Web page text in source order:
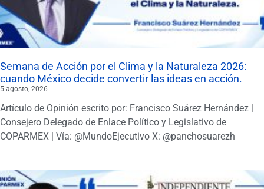
Semana de Acción por el Clima y la Naturaleza 2026:
cuando México decide convertir las ideas en acción.
5 agosto, 2026
Artículo de Opinión escrito por: Francisco Suárez Hernández |
Consejero Delegado de Enlace Político y Legislativo de
COPARMEX | Vía: @MundoEjecutivo X: @panchosuarezh